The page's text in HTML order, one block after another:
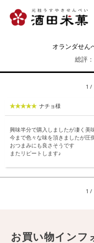
オランダせ
総評：
1 /
ナチョ様
興味半分で購入しましたが凄く美
今まで色々な味を頂きましたが圧
おつまみにも良さそうです
またリピートします♪
1 /
お買い物インフ